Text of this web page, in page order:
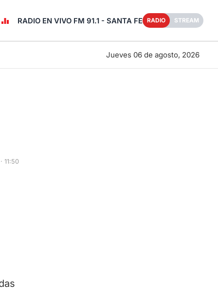
RADIO EN VIVO FM 91.1 - SANTA FE RADIO STREAM
Jueves 06 de agosto, 2026
11:50